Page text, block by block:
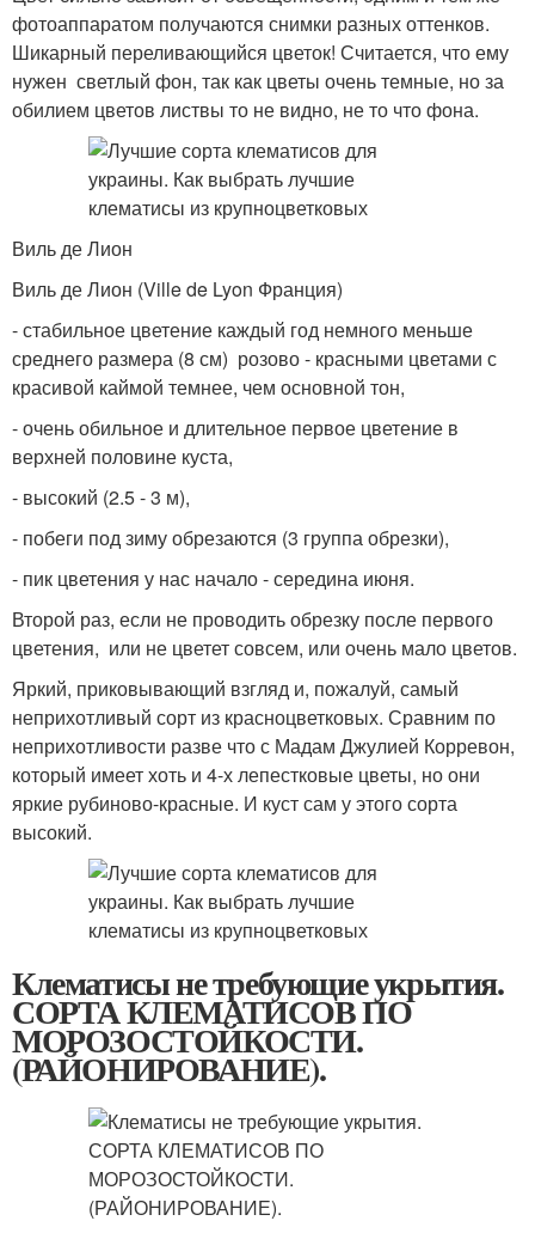
фотоаппаратом получаются снимки разных оттенков.
Шикарный переливающийся цветок! Считается, что ему
нужен светлый фон, так как цветы очень темные, но за
обилием цветов листвы то не видно, не то что фона.
Виль де Лион
Виль де Лион (Ville de Lyon Франция)
- стабильное цветение каждый год немного меньше
среднего размера (8 см) розово - красными цветами с
красивой каймой темнее, чем основной тон,
- очень обильное и длительное первое цветение в
верхней половине куста,
- высокий (2.5 - 3 м),
- побеги под зиму обрезаются (3 группа обрезки),
- пик цветения у нас начало - середина июня.
Второй раз, если не проводить обрезку после первого
цветения, или не цветет совсем, или очень мало цветов.
Яркий, приковывающий взгляд и, пожалуй, самый
неприхотливый сорт из красноцветковых. Сравним по
неприхотливости разве что с Мадам Джулией Корревон,
который имеет хоть и 4-х лепестковые цветы, но они
яркие рубиново-красные. И куст сам у этого сорта
высокий.
Клематисы не требующие укрытия.
СОРТА КЛЕМАТИСОВ ПО
МОРОЗОСТОЙКОСТИ.
(РАЙОНИРОВАНИЕ).